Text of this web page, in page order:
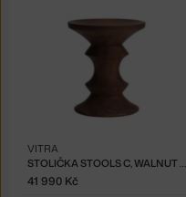
STOLIČKA STOOLS C, WALNUT DARK
VITRA
41 990 Kč